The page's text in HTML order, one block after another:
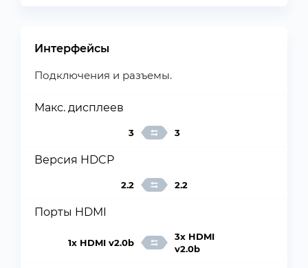
Интерфейсы
Подключения и разъемы.
Макс. дисплеев
3 3
Версия HDCP
2.2 2.2
Порты HDMI
1x HDMI v2.0b
3x HDMI
v2.0b